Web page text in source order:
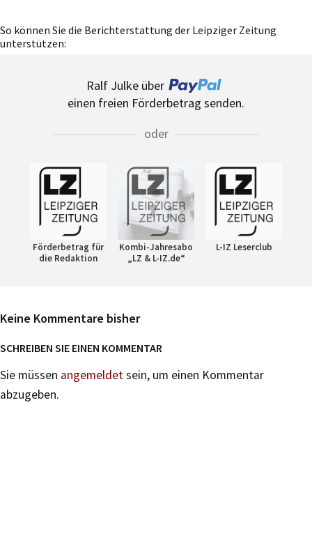
So können Sie die Berichterstattung der Leipziger Zeitung
unterstützen:
Ralf Julke über
einen freien Förderbetrag senden.
oder
Förderbetrag für
die Redaktion
Kombi-Jahresabo
„LZ & L-IZ.de“
L-IZ Leserclub
Keine Kommentare bisher
SCHREIBEN SIE EINEN KOMMENTAR
Sie müssen angemeldetsein, um einen Kommentar
abzugeben.